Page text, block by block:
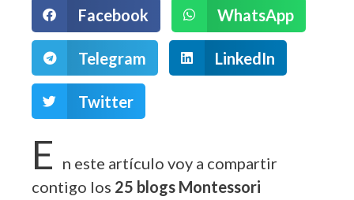
Facebook WhatsApp
Telegram LinkedIn
Twitter
E n este artículo voy a compartir
contigo los 25 blogs Montessori